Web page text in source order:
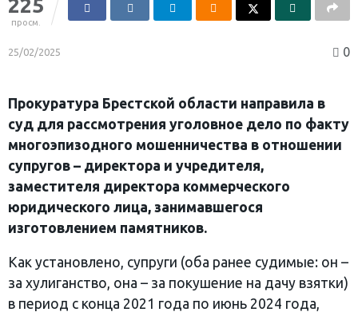
225
просм.
25/02/2025 0
Прокуратура Брестской области направила в
суд для рассмотрения уголовное дело по факту
многоэпизодного мошенничества в отношении
супругов – директора и учредителя,
заместителя директора коммерческого
юридического лица, занимавшегося
изготовлением памятников.
Как установлено, супруги (оба ранее судимые: он –
за хулиганство, она – за покушение на дачу взятки)
в период с конца 2021 года по июнь 2024 года,